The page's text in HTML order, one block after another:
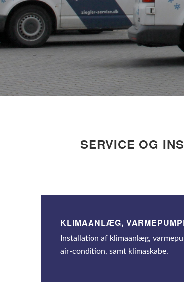
SERVICE OG
KLIMAANLÆG,
Installation af klimaanlæg,
air-condition, samt klimaskabe.